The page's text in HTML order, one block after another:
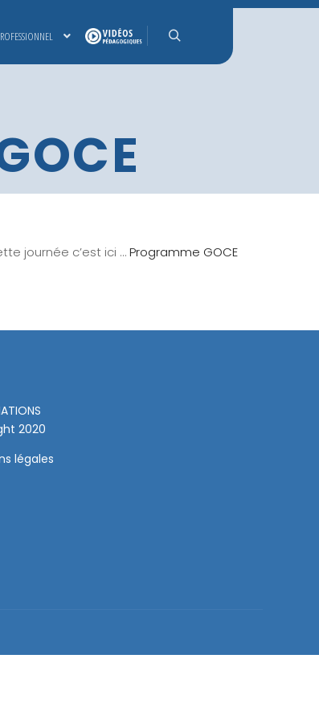
Rechercher
journée c’est ici …Programme GOCE
2020
légales